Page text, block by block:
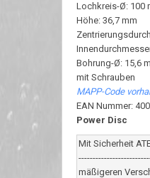
Lochkreis-Ø: 100
Höhe: 36,7 mm
Bohrung-Ø: 15,6
mit Schrauben
MAPP-Code
EAN Nummer:
Power Disc
Mit Sicherheit
mäßigeren